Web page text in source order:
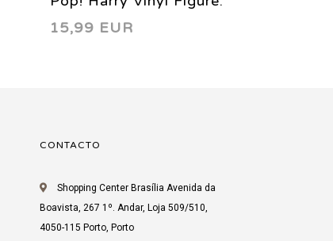
Fred Weasley Yule Ball
15,99 EUR
CONTACTO
Shopping Center Brasília Avenida da
Boavista, 267 1º. Andar, Loja 509/510,
4050-115 Porto, Porto